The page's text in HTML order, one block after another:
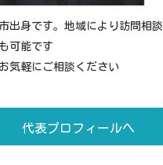
出身です。地域により訪問相談
可能です
気軽にご相談ください
代表プロフィールへ